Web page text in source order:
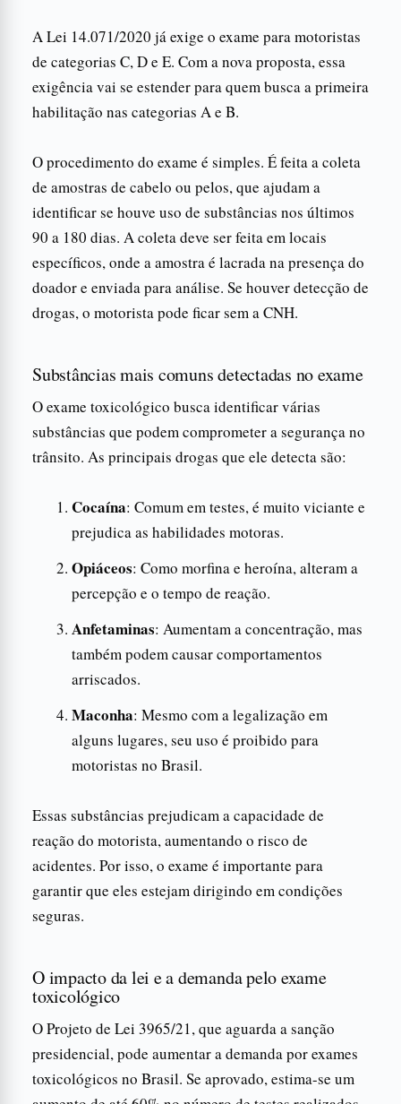
A Lei 14.071/2020 já exige o exame para motoristas
de categorias C, D e E. Com a nova proposta, essa
exigência vai se estender para quem busca a primeira
habilitação nas categorias A e B.
O procedimento do exame é simples. É feita a coleta
de amostras de cabelo ou pelos, que ajudam a
identificar se houve uso de substâncias nos últimos
90 a 180 dias. A coleta deve ser feita em locais
específicos, onde a amostra é lacrada na presença do
doador e enviada para análise. Se houver detecção de
drogas, o motorista pode ficar sem a CNH.
Substâncias mais comuns detectadas no exame
O exame toxicológico busca identificar várias
substâncias que podem comprometer a segurança no
trânsito. As principais drogas que ele detecta são:
Cocaína: Comum em testes, é muito viciante e
prejudica as habilidades motoras.
Opiáceos: Como morfina e heroína, alteram a
percepção e o tempo de reação.
Anfetaminas: Aumentam a concentração, mas
também podem causar comportamentos
arriscados.
Maconha: Mesmo com a legalização em
alguns lugares, seu uso é proibido para
motoristas no Brasil.
Essas substâncias prejudicam a capacidade de
reação do motorista, aumentando o risco de
acidentes. Por isso, o exame é importante para
garantir que eles estejam dirigindo em condições
seguras.
O impacto da lei e a demanda pelo exame
toxicológico
O Projeto de Lei 3965/21, que aguarda a sanção
presidencial, pode aumentar a demanda por exames
toxicológicos no Brasil. Se aprovado, estima-se um